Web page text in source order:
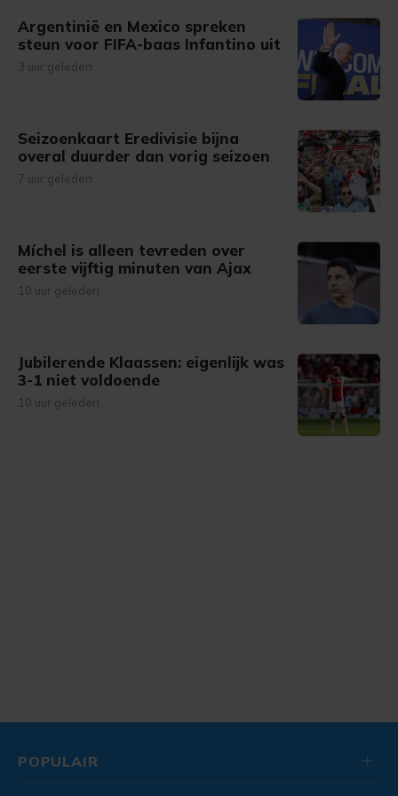
Argentinië en Mexico spreken
steun voor FIFA-baas Infantino uit
3 uur geleden
Seizoenkaart Eredivisie bijna
overal duurder dan vorig seizoen
7 uur geleden
Míchel is alleen tevreden over
eerste vijftig minuten van Ajax
10 uur geleden
Jubilerende Klaassen: eigenlijk was
3-1 niet voldoende
10 uur geleden
POPULAIR